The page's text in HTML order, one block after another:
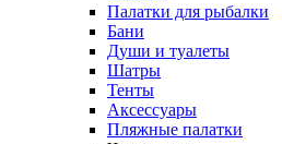
Палатки для рыбалки
Бани
Души и туалеты
Шатры
Тенты
Аксессуары
Пляжные палатки